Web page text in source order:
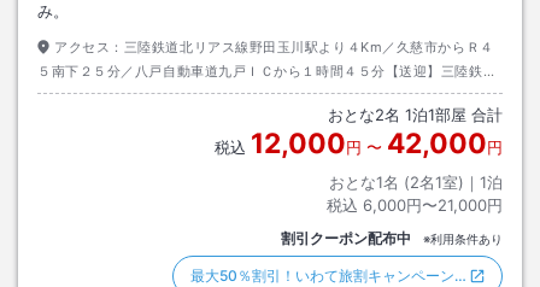
み。
アクセス： 三陸鉄道北リアス線野田玉川駅より４Km／久慈市からＲ４
５南下２５分／八戸自動車道九戸ＩＣから１時間４５分【送迎】三陸鉄道
北リアス線野田玉川駅～当館送迎あり。※前日要予約
おとな2名 1泊1部屋 合計
税込 12,000円 〜 42,000円
おとな1名 (2名1室)｜ 1泊
税込 6,000円〜21,000円
割引クーポン配布中 ※利用条件あり
最大50％割引！いわて旅割キャンペーン…